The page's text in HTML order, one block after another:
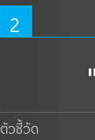
2
ตัวชี้วัด